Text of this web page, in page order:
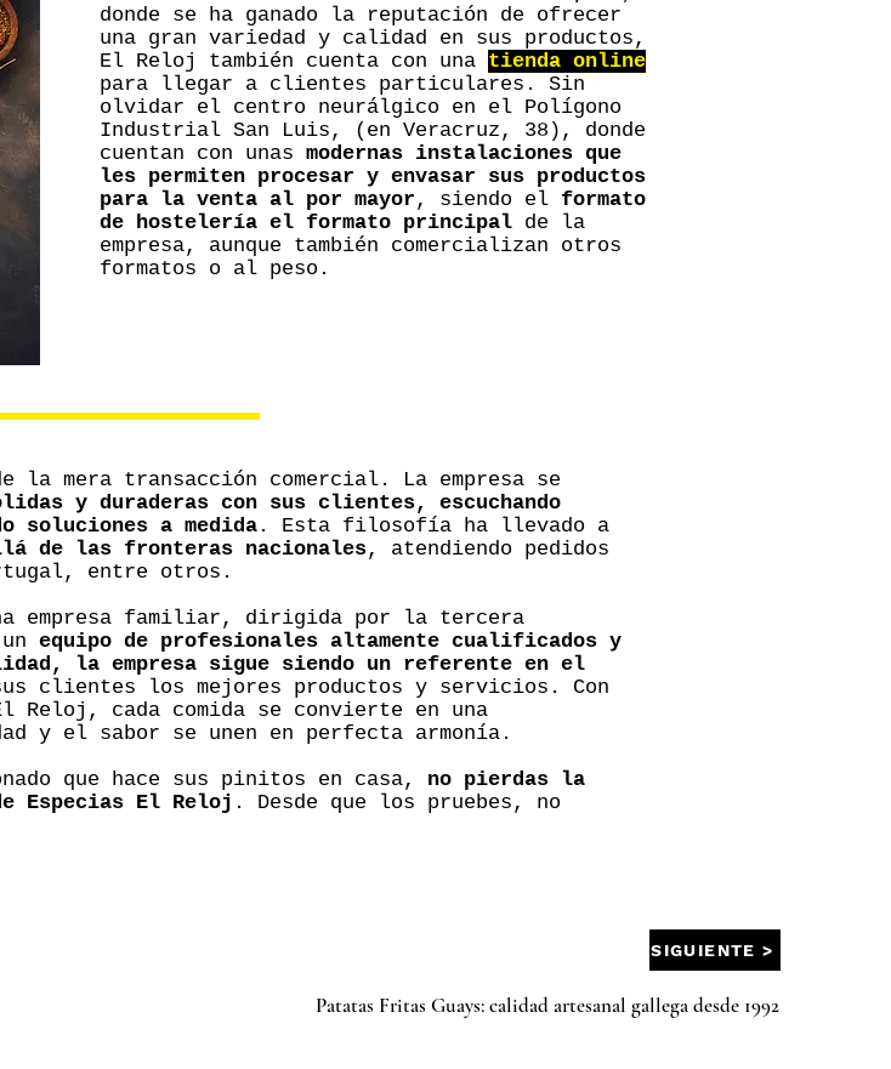
donde se ha ganado la reputación de ofrecer
una gran variedad y calidad en sus productos,
El Reloj también cuenta con una tienda online
para llegar a clientes particulares. Sin
olvidar el centro neurálgico en el Polígono
Industrial San Luis, (en Veracruz, 38), donde
cuentan con unas modernas instalaciones que
les permiten procesar y envasar sus productos
para la venta al por mayor , siendo el formato
de hostelería el formato principal de la
empresa, aunque también comercializan otros
formatos o al peso.
la mera transacción comercial. La empresa se
y duraderas con sus clientes, escuchando
soluciones a medida . Esta filosofía ha llevado a
de las fronteras nacionales, atendiendo pedidos
entre otros.
empresa familiar, dirigida por la tercera
equipo de profesionales altamente cualificados y
la empresa sigue siendo un referente en el
clientes los mejores productos y servicios. Con
Reloj, cada comida se convierte en una
y el sabor se unen en perfecta armonía.
que hace sus pinitos en casa, no pierdas la
Especias El Reloj . Desde que los pruebes, no
SIGUIENTE >
Patatas Fritas Guays: calidad artesanal gallega desde 1992